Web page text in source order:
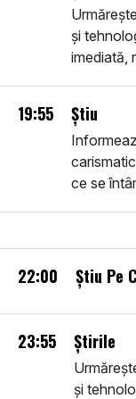
și
imediată,
19:55 Știu
ce se
22:00 Știu Pe
23:55 Știrile
și